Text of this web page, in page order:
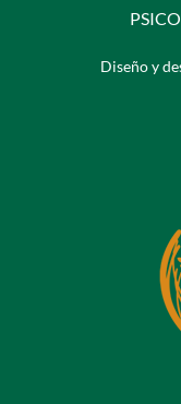
Diseño y